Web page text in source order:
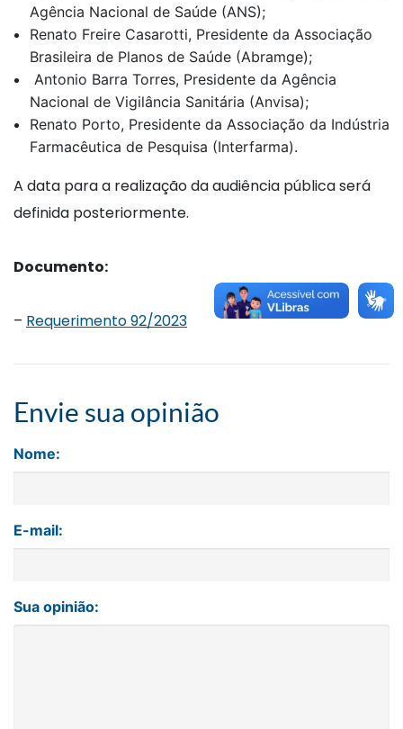
Agência Nacional de Saúde (ANS);
Renato Freire Casarotti, Presidente da Associação
Brasileira de Planos de Saúde (Abramge);
Antonio Barra Torres, Presidente da Agência
Nacional de Vigilância Sanitária (Anvisa);
Renato Porto, Presidente da Associação da Indústria
Farmacêutica de Pesquisa (Interfarma).
A data para a realização da audiência pública será
definida posteriormente.
Documento:
– Requerimento 92/2023
Envie sua opinião
Nome:
E-mail:
Sua opinião: